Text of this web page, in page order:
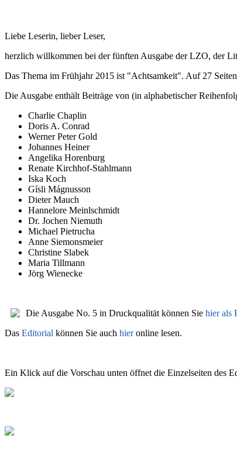
Liebe Leserin, lieber Leser,
herzlich willkommen bei der fünften Ausgabe der LZO, der
Das Thema im Frühjahr 2015 ist "Achtsamkeit". Auf 27
Die Ausgabe enthält Beiträge von (in alphabetischer
Charlie Chaplin
Doris A. Conrad
Werner Peter Gold
Johannes Heiner
Angelika Horenburg
Renate Kirchhof-Stahlmann
Iska Koch
Gísli Mágnusson
Dieter Mauch
Hannelore Meinlschmidt
Dr. Jochen Niemuth
Michael Pietrucha
Anne Siemonsmeier
Christine Slabek
Maria Tillmann
Jörg Wienecke
Die Ausgabe No. 5 in Druckqualität können Sie hier als
Das Editorial können Sie auch hieronline lesen.
Ein Klick auf die Vorschau unten öffnet die Einzelseiten des